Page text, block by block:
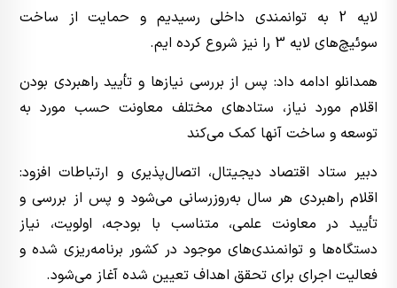
لایه 2 به توانمندی داخلی رسیدیم و حمایت از ساخت
سوئیچ‌های لایه 3 را نیز شروع کرده ایم.
همدانلو ادامه داد: پس از بررسی نیازها و تأیید راهبردی بودن
اقلام مورد نیاز، ستادهای مختلف معاونت حسب مورد به
توسعه و ساخت آنها کمک می‌کند
دبیر ستاد اقتصاد دیجیتال، اتصال‌پذیری و ارتباطات افزود:
اقلام راهبردی هر سال به‌روزرسانی می‌شود و پس از بررسی و
تأیید در معاونت علمی، متناسب با بودجه، اولویت، نیاز
دستگاه‌ها و توانمندی‌های موجود در کشور برنامه‌ریزی شده و
فعالیت اجرای برای تحقق اهداف تعیین شده آغاز می‌شود.